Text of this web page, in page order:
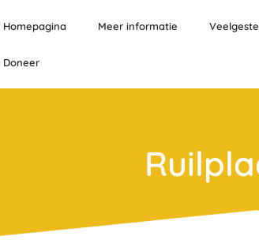
Homepagina Meer informatie
Doneer